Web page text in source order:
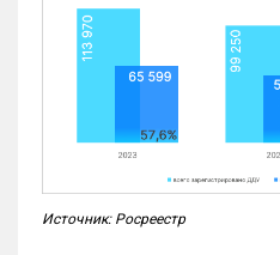
Источник: Росреестр